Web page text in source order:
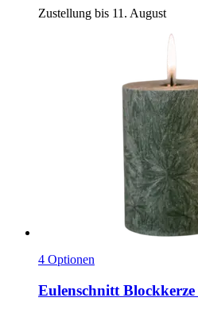
Zustellung bis 11. August
4 Optionen
Eulenschnitt